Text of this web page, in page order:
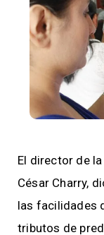
El director de
César Charry,
las facilidades
tributos de